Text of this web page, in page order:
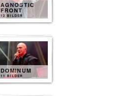
AGNOSTIC
FRONT
12 BILDER
DOMINUM
11 BILDER